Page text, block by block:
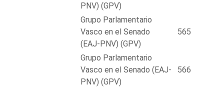
PNV) (GPV)
Grupo Parlamentario
Vasco en el Senado
(EAJ-PNV) (GPV)
565
Grupo Parlamentario
Vasco en el Senado (EAJ-
PNV) (GPV)
566